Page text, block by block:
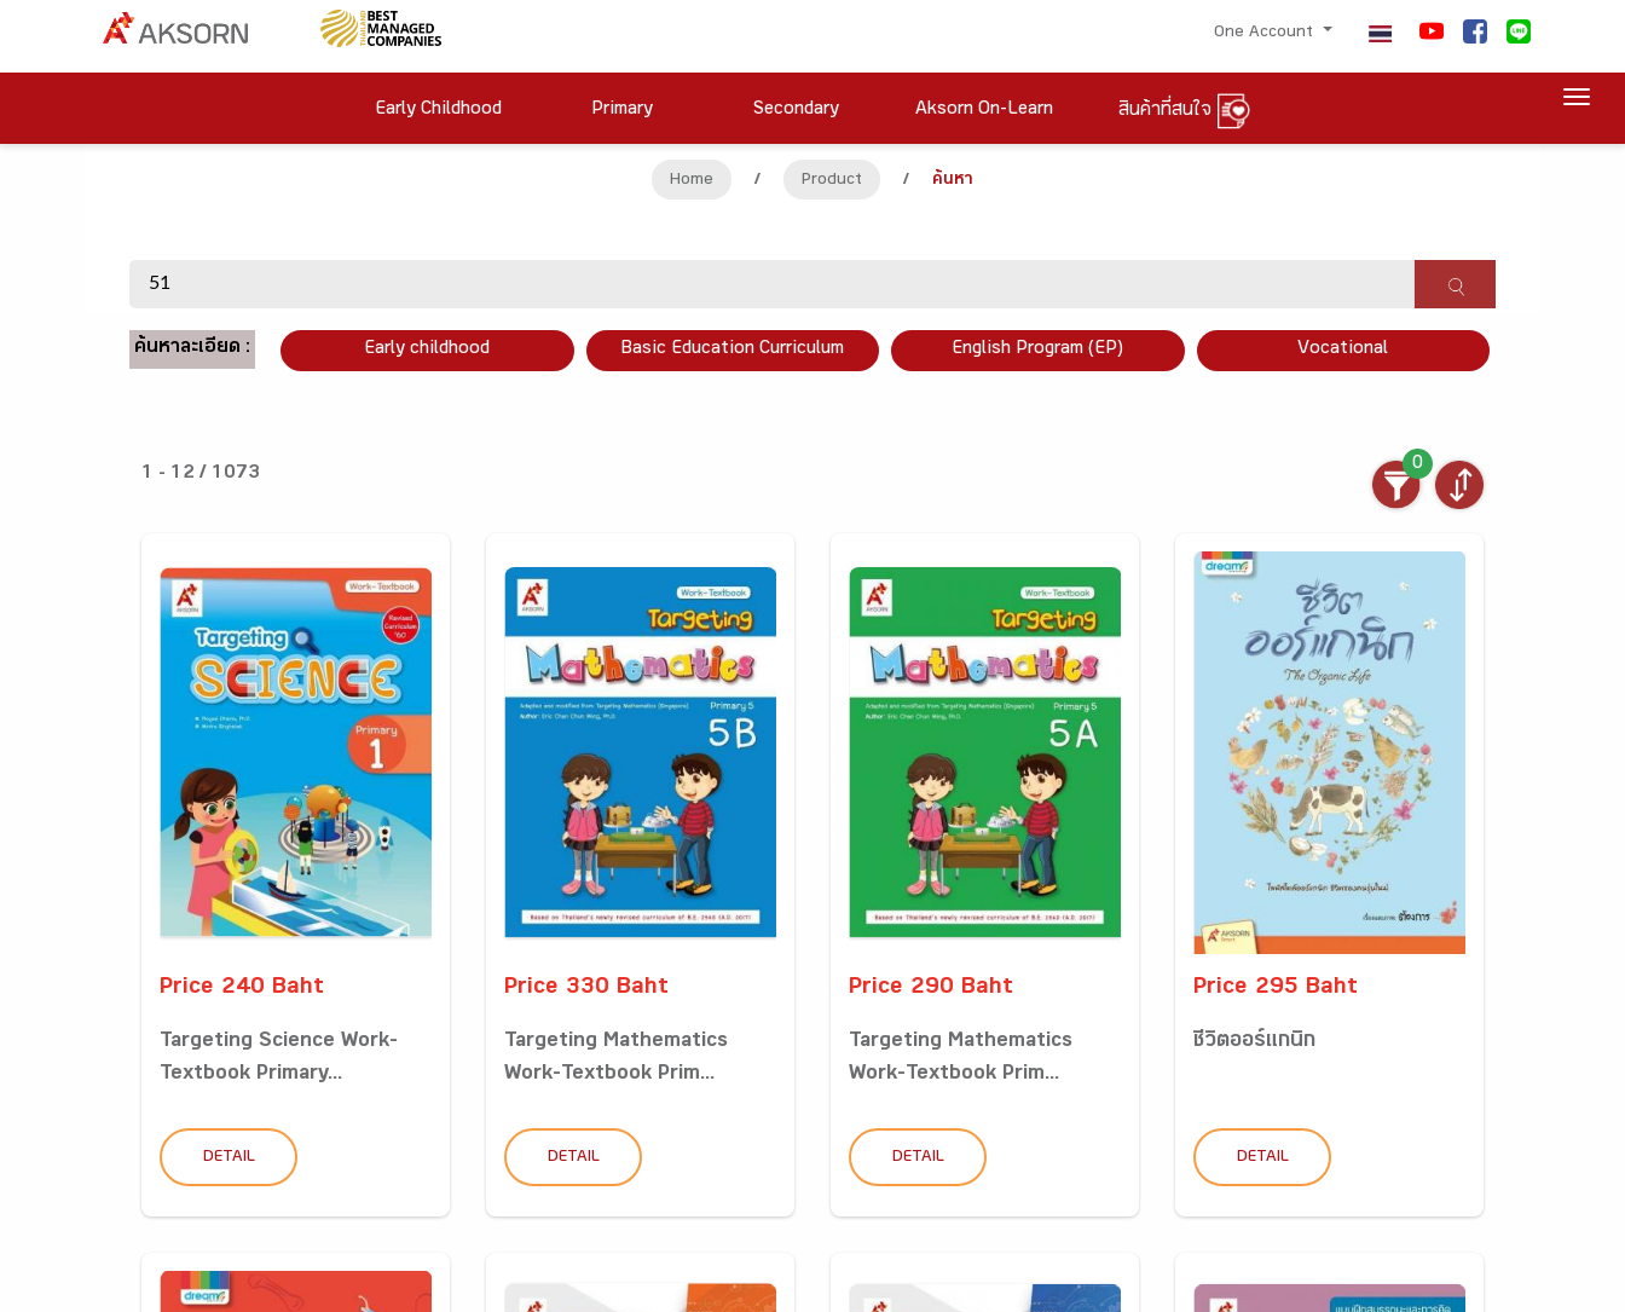
One Account
Early Childhood Primary Secondary Aksorn On-Learn สินค้าที่สนใจ
Home / Product / ค้นหา
ค้นหาละเอียด : Early childhood Basic Education Curriculum English Program (EP) Vocational
1 - 12 / 1073
0
Price 240 Baht
Targeting Science Work-
Textbook Primary...
DETAIL
Price 330 Baht
Targeting Mathematics
Work-Textbook Prim...
DETAIL
Price 290 Baht
Targeting Mathematics
Work-Textbook Prim...
DETAIL
Price 295 Baht
ชีวิตออร์แกนิก
DETAIL